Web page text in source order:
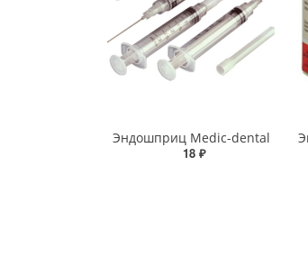
Эндошприц Medic-dental
18 ₽